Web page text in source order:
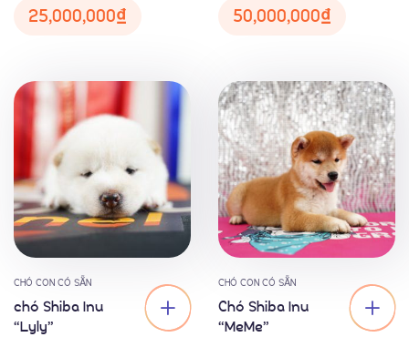
Chó Shiba inu
25,000,000₫ 50,000,000₫
CHÓ CON CÓ SẴN
chó Shiba Inu
“Lyly”
CHÓ CON CÓ SẴN
Chó Shiba Inu
“MeMe”